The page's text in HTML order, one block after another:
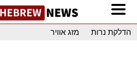
הדלקת נרות מזג אוויר